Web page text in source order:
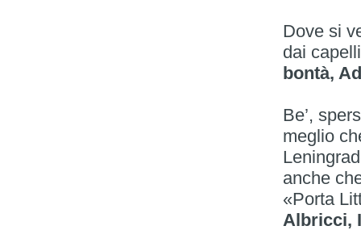
Dove si
dai
bontà,
Be’,
meglio
anche
«Porta
Albricci,